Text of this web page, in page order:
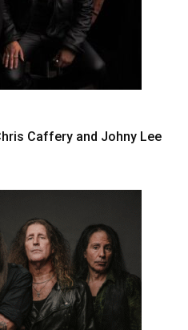
Caffery and Johny Lee